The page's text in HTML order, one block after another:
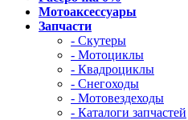
Мотоаксессуары
Запчасти
- Скутеры
- Мотоциклы
- Квадроциклы
- Снегоходы
- Мотовездеходы
- Каталоги запчастей